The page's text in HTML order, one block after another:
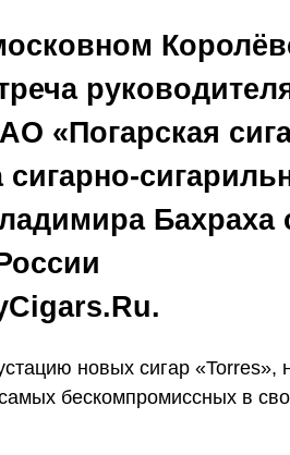
«Погарская
Бахраха
новых сигар «Torres»,
бескомпромиссных в